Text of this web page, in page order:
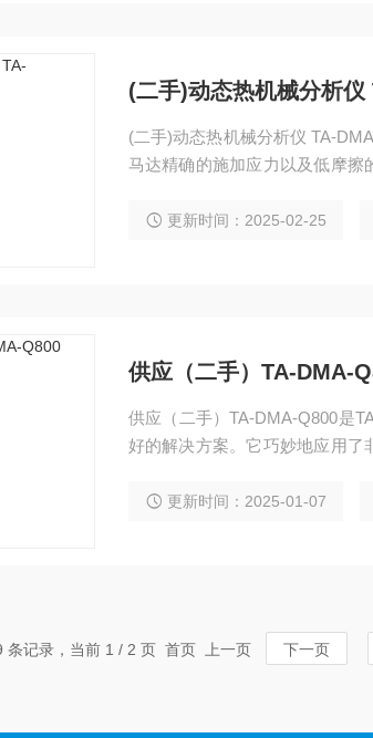
(二手)动态热机械分析
(二手)动态热机械分析仪 TA-
马达精确的施加应力以及低摩擦
材料. 更新时间：2025-02-25
供应（二手）TA-DMA-
供应（二手）TA-DMA-Q800是
好的解决方案。它巧妙地应用了
更新时间：2025-01-07
条记录，当前 1 / 2 页 首页 上一页 下一页